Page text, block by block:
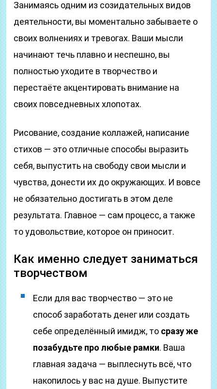
Занимаясь одним из созидательных видов
деятельности, вы моментально забываете о
своих волнениях и тревогах. Ваши мысли
начинают течь плавно и неспешно, вы
полностью уходите в творчество и
перестаёте акцентировать внимание на
своих повседневных хлопотах.
Рисование, создание коллажей, написание
стихов — это отличные способы выразить
себя, выпустить на свободу свои мысли и
чувства, донести их до окружающих. И вовсе
не обязательно достигать в этом деле
результата. Главное — сам процесс, а также
то удовольствие, которое он приносит.
Как именно следует заниматься
творчеством
Если для вас творчество — это не
способ заработать денег или создать
себе определённый имидж, то сразу же
позабудьте про любые рамки. Ваша
главная задача — выплеснуть всё, что
накопилось у вас на душе. Выпустите